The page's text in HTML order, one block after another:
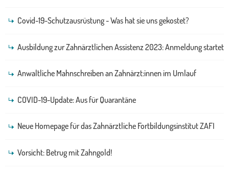
Covid-19-Schutzausrüstung - Was hat sie uns gekostet?
Ausbildung zur Zahnärztlichen Assistenz 2023: Anmeldung startet
Anwaltliche Mahnschreiben an Zahnärzt:innen im Umlauf
COVID-19-Update: Aus für Quarantäne
Neue Homepage für das Zahnärztliche Fortbildungsinstitut ZAFI
Vorsicht: Betrug mit Zahngold!